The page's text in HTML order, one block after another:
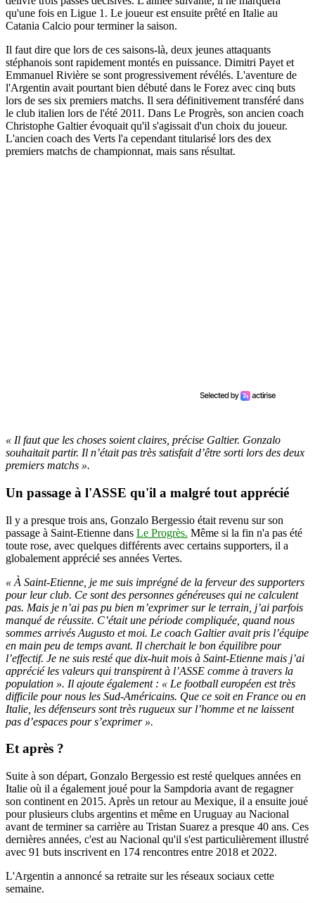
qu'une fois en Ligue 1. Le joueur est ensuite prêté en Italie au
Catania Calcio pour terminer la saison.
Il faut dire que lors de ces saisons-là, deux jeunes attaquants
stéphanois sont rapidement montés en puissance. Dimitri Payet et
Emmanuel Rivière se sont progressivement révélés. L'aventure de
l'Argentin avait pourtant bien débuté dans le Forez avec cinq buts
lors de ses six premiers matchs. Il sera définitivement transféré dans
le club italien lors de l'été 2011. Dans Le Progrès, son ancien coach
Christophe Galtier évoquait qu'il s'agissait d'un choix du joueur.
L'ancien coach des Verts l'a cependant titularisé lors des dex
premiers matchs de championnat, mais sans résultat.
« Il faut que les choses soient claires, précise Galtier. Gonzalo
souhaitait partir. Il n’était pas très satisfait d’être sorti lors des deux
premiers matchs ».
Un passage à l'ASSE qu'il a malgré tout apprécié
Il y a presque trois ans, Gonzalo Bergessio était revenu sur son
passage à Saint-Etienne dans Le Progrès. Même si la fin n'a pas été
toute rose, avec quelques différents avec certains supporters, il a
globalement apprécié ses années Vertes.
« À Saint-Etienne, je me suis imprégné de la ferveur des supporters
pour leur club. Ce sont des personnes généreuses qui ne calculent
pas. Mais je n’ai pas pu bien m’exprimer sur le terrain, j’ai parfois
manqué de réussite. C’était une période compliquée, quand nous
sommes arrivés Augusto et moi. Le coach Galtier avait pris l’équipe
en main peu de temps avant. Il cherchait le bon équilibre pour
l’effectif. Je ne suis resté que dix-huit mois à Saint-Etienne mais j’ai
apprécié les valeurs qui transpirent à l’ASSE comme à travers la
population ». Il ajoute également : « Le football européen est très
difficile pour nous les Sud-Américains. Que ce soit en France ou en
Italie, les défenseurs sont très rugueux sur l’homme et ne laissent
pas d’espaces pour s’exprimer ».
Et après ?
Suite à son départ, Gonzalo Bergessio est resté quelques années en
Italie où il a également joué pour la Sampdoria avant de regagner
son continent en 2015. Après un retour au Mexique, il a ensuite joué
pour plusieurs clubs argentins et même en Uruguay au Nacional
avant de terminer sa carrière au Tristan Suarez a presque 40 ans. Ces
dernières années, c'est au Nacional qu'il s'est particulièrement illustré
avec 91 buts inscrivent en 174 rencontres entre 2018 et 2022.
L'Argentin a annoncé sa retraite sur les réseaux sociaux cette
semaine.